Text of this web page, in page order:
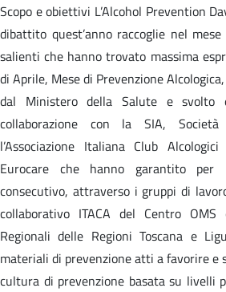
Scopo e obiettivi L’Alcohol Prevention
dibattito quest’anno raccoglie nel
salienti che hanno trovato massima
di Aprile, Mese di Prevenzione
dal Ministero della Salute e svolto
collaborazione con la SIA,
l’Associazione Italiana Club
Eurocare che hanno garantito per
consecutivo, attraverso i gruppi di
collaborativo ITACA del Centro
Regionali delle Regioni Toscana e
materiali di prevenzione atti a favorire e
cultura di prevenzione basata su livelli